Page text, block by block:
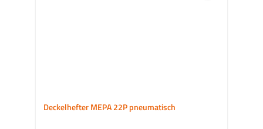
Deckelhefter MEPA 22P pneumatisch